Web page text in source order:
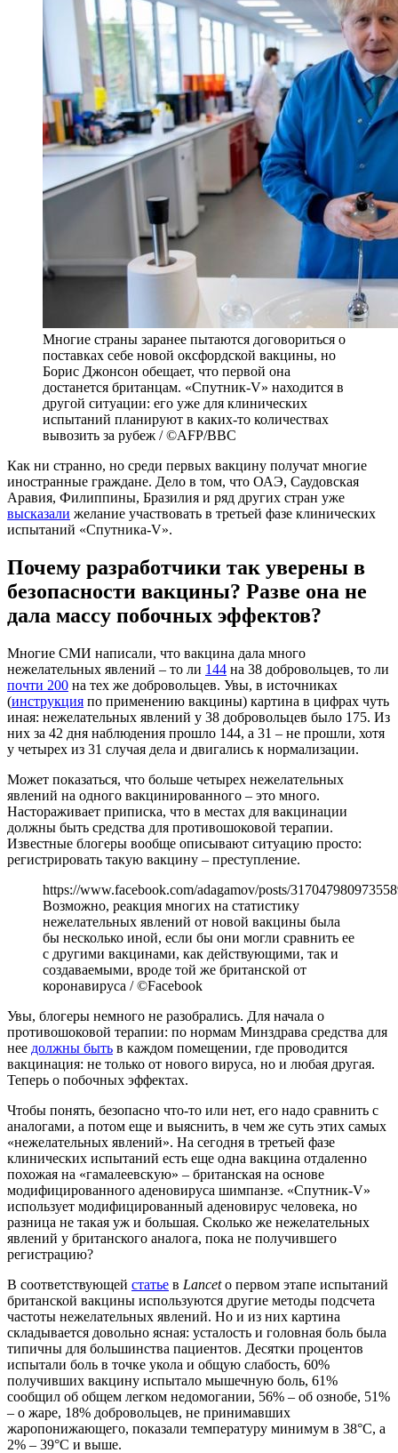
Многие страны заранее пытаются договориться о
поставках себе новой оксфордской вакцины, но
Борис Джонсон обещает, что первой она
достанется британцам. «Спутник-V» находится в
другой ситуации: его уже для клинических
испытаний планируют в каких-то количествах
вывозить за рубеж / ©AFP/BBC
Как ни странно, но среди первых вакцину получат многие
иностранные граждане. Дело в том, что ОАЭ, Саудовская
Аравия, Филиппины, Бразилия и ряд других стран уже
высказали желание участвовать в третьей фазе клинических
испытаний «Спутника-V».
Почему разработчики так уверены в
безопасности вакцины? Разве она не
дала массу побочных эффектов?
Многие СМИ написали, что вакцина дала много
нежелательных явлений – то ли 144 на 38 добровольцев, то ли
почти 200 на тех же добровольцев. Увы, в источниках
(инструкция по применению вакцины) картина в цифрах чуть
иная: нежелательных явлений у 38 добровольцев было 175. Из
них за 42 дня наблюдения прошло 144, а 31 – не прошли, хотя
у четырех из 31 случая дела и двигались к нормализации.
Может показаться, что больше четырех нежелательных
явлений на одного вакцинированного – это много.
Настораживает приписка, что в местах для вакцинации
должны быть средства для противошоковой терапии.
Известные блогеры вообще описывают ситуацию просто:
регистрировать такую вакцину – преступление.
https://www.facebook.com/adagamov/posts/
Возможно, реакция многих на статистику
нежелательных явлений от новой вакцины была
бы несколько иной, если бы они могли сравнить ее
с другими вакцинами, как действующими, так и
создаваемыми, вроде той же британской от
коронавируса / ©Facebook
Увы, блогеры немного не разобрались. Для начала о
противошоковой терапии: по нормам Минздрава средства для
нее должны быть в каждом помещении, где проводится
вакцинация: не только от нового вируса, но и любая другая.
Теперь о побочных эффектах.
Чтобы понять, безопасно что-то или нет, его надо сравнить с
аналогами, а потом еще и выяснить, в чем же суть этих самых
«нежелательных явлений». На сегодня в третьей фазе
клинических испытаний есть еще одна вакцина отдаленно
похожая на «гамалеевскую» – британская на основе
модифицированного аденовируса шимпанзе. «Спутник-V»
использует модифицированный аденовирус человека, но
разница не такая уж и большая. Сколько же нежелательных
явлений у британского аналога, пока не получившего
регистрацию?
В соответствующей статье в Lancetо первом этапе испытаний
британской вакцины используются другие методы подсчета
частоты нежелательных явлений. Но и из них картина
складывается довольно ясная: усталость и головная боль была
типичны для большинства пациентов. Десятки процентов
испытали боль в точке укола и общую слабость, 60%
получивших вакцину испытало мышечную боль, 61%
сообщил об общем легком недомогании, 56% – об ознобе, 51%
– о жаре, 18% добровольцев, не принимавших
жаропонижающего, показали температуру минимум в 38°C, а
2% – 39°C и выше.